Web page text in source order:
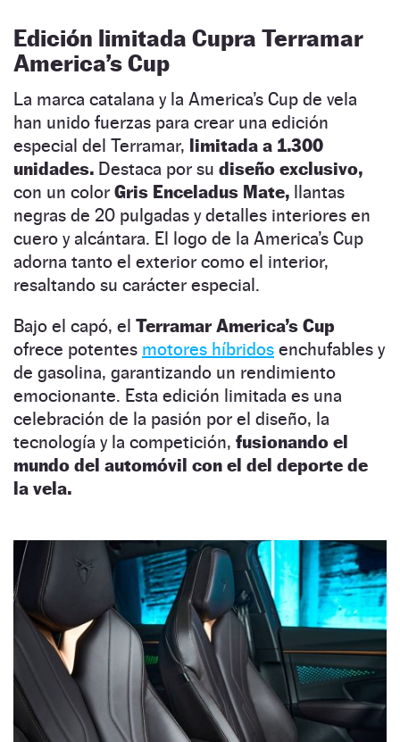
Edición limitada Cupra Terramar
America’s Cup
La marca catalana y la America’s Cup de vela
han unido fuerzas para crear una edición
especial del Terramar, limitada a 1.300
unidades. Destaca por su diseño exclusivo,
con un color Gris Enceladus Mate, llantas
negras de 20 pulgadas y detalles interiores en
cuero y alcántara. El logo de la America’s Cup
adorna tanto el exterior como el interior,
resaltando su carácter especial.
Bajo el capó, el Terramar America’s Cup
ofrece potentes motores híbridos enchufables y
de gasolina, garantizando un rendimiento
emocionante. Esta edición limitada es una
celebración de la pasión por el diseño, la
tecnología y la competición, fusionando el
mundo del automóvil con el del deporte de
la vela.